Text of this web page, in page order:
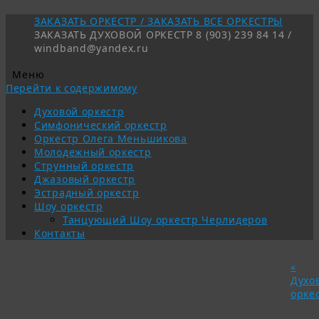
ЗАКАЗАТЬ ОРКЕСТР / ЗАКАЗАТЬ ВСЕ ОРКЕСТРЫ
ЗАКАЗАТЬ ДУХОВОЙ ОРКЕСТР 8 (903) 239 84 14 /
windband@yandex.ru
Меню
Перейти к содержимому
Духовой оркестр
Симфонический оркестр
Оркестр Олега Меньшикова
Молодежный оркестр
Струнный оркестр
Джазовый оркестр
Эстрадный оркестр
Шоу оркестр
Танцующий Шоу оркестр Черлидеров
Контакты
«